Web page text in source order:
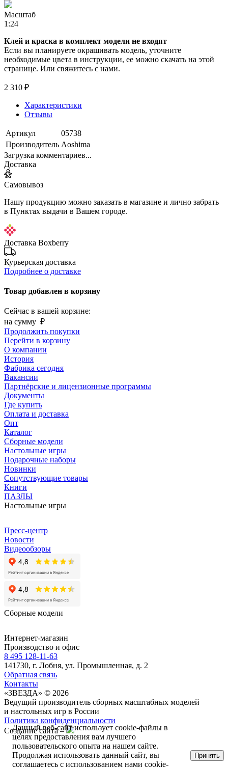
Масштаб
1:24
Клей и краска в комплект модели не входят
Если вы планируете окрашивать модель, уточните
необходимые цвета в инструкции, ее можно скачать на этой
странице. Или свяжитесь с нами.
2 310 ₽
Характеристики
Отзывы
Артикул
05738
Производитель Aoshima
Загрузка комментариев...
Доставка
Самовывоз
Нашу продукцию можно заказать в магазине и лично забрать
в Пунктах выдачи в Вашем городе.
Доставка Boxberry
Курьерская доставка
Подробнее о доставке
Товар добавлен в корзину
Сейчас в вашей корзине:
на сумму ₽
Продолжить покупки
Перейти в корзину
О компании
История
Фабрика сегодня
Вакансии
Партнёрские и лицензионные программы
Документы
Где купить
Оплата и доставка
Опт
Каталог
Сборные модели
Настольные игры
Подарочные наборы
Новинки
Сопутствующие товары
Книги
ПАЗЛЫ
Настольные игры
Пресс-центр
Новости
Видеообзоры
Сборные модели
Интернет-магазин
Производство и офис
8 495 128-11-63
141730, г. Лобня, ул. Промышленная, д. 2
Обратная связь
Контакты
«ЗВЕЗДА» © 2026
Ведущий производитель сборных масштабных моделей
и настольных игр в России
Политика конфиденциальности
Создание сайта –
Данный веб-сайт использует cookie-файлы в
целях предоставления вам лучшего
пользовательского опыта на нашем сайте.
Продолжая использовать данный сайт, вы
соглашаетесь с использованием нами cookie-
Принять